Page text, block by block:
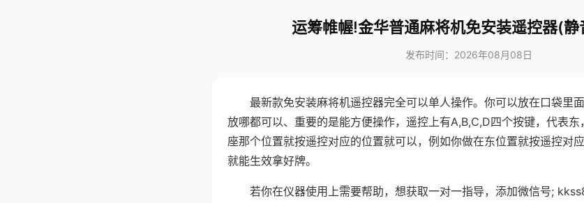
运筹帷幄!金华普通麻将机免安装遥控器(静
发布时间：2026年08月08日
最新款免安装麻将机遥控器完全可以单人操作。你可以放在口袋里
放哪都可以、重要的是能方便操作，遥控上有A,B,C,D四个按键，代表东
座那个位置就按遥控对应的位置就可以，例如你做在东位置就按遥控对
就能生效拿好牌。
若你在仪器使用上需要帮助，想获取一对一指导，添加微信号;